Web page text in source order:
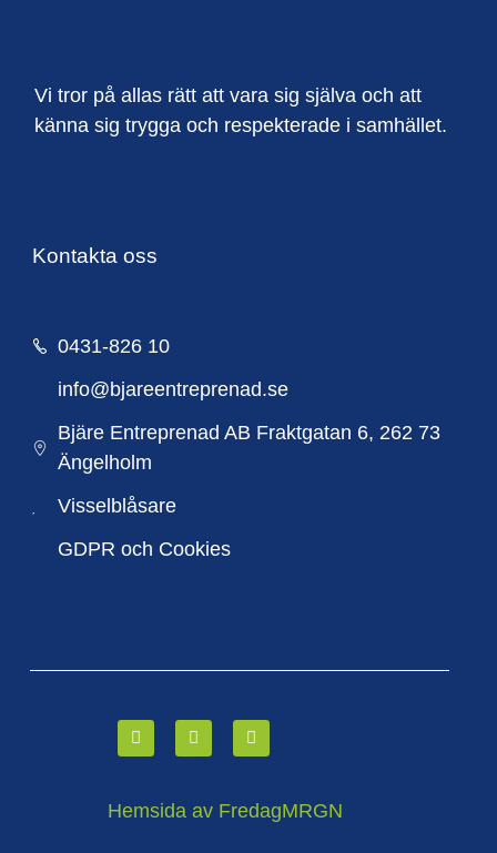
Vi tror på allas rätt att vara sig själva och att
känna sig trygga och respekterade i samhället.
Kontakta oss
0431-826 10
info@bjareentreprenad.se
Bjäre Entreprenad AB Fraktgatan 6, 262 73
Ängelholm
Visselblåsare
GDPR och Cookies
Hemsida av FredagMRGN